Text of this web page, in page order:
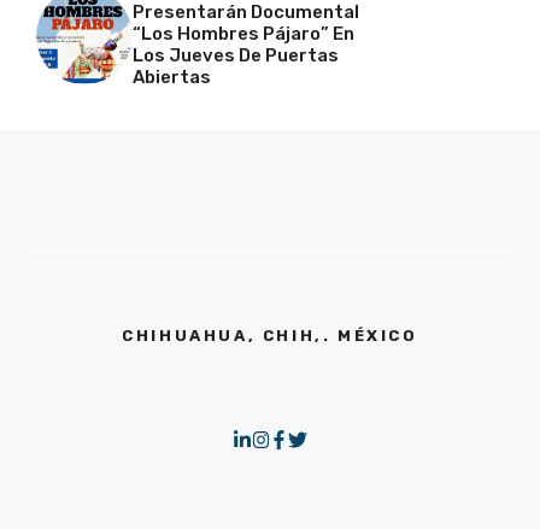
Presentarán Documental
“Los Hombres Pájaro” En
Los Jueves De Puertas
Abiertas
CHIHUAHUA, CHIH,. MÉXICO